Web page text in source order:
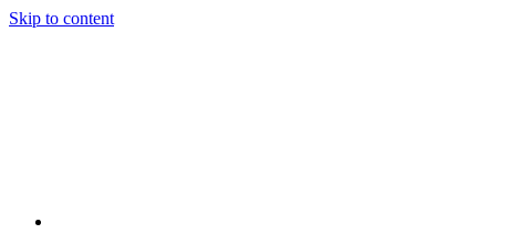
Skip to content